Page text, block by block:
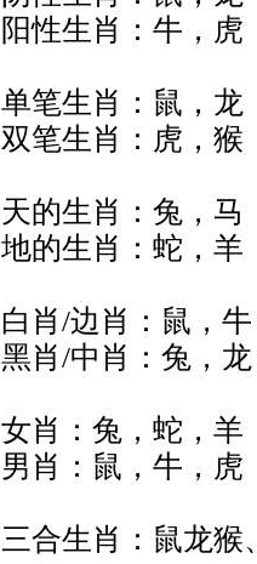
阳性生肖：牛，
单笔生肖：鼠，龙
双笔生肖：虎，猴
天的生肖：兔，马
地的生肖：蛇，羊
白肖/边肖：鼠，
黑肖/中肖：兔，
女肖：兔，蛇，羊
男肖：鼠，牛，虎
三合生肖：鼠龙猴